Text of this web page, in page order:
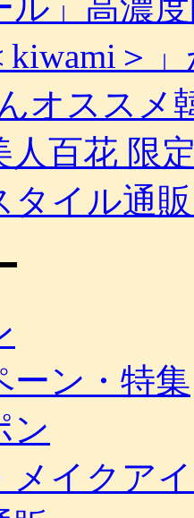
ル」高濃
kiwami＞
オススメ
人百花 限
タイル通
ーン・特集
ン
メイクア